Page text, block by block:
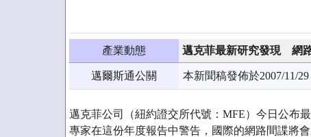
產業動態 邁克菲最新研究發現 網
邁爾斯通公關 本新聞稿發佈於2007/11/
邁克菲公司（紐約證交所代號：MFE）今日公布
專家在這份年度報告中警告，國際的網路間諜將會